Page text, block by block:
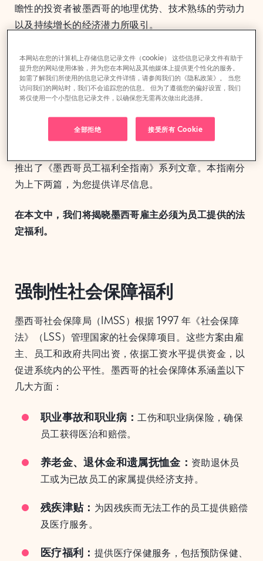
瞻性的投资者被墨西哥的地理优势、技术熟练的劳动力
以及持续增长的经济潜力所吸引。
随着人们对墨西哥劳动力市场的关注日益升温，当地专
业人士面临的工作机会也在增多，这可能导致人才供应
紧张。在这种竞争激烈的环境下，公司必须采取战略性
措施吸引和留住顶尖人才。提供合规且全面的福利计划
正是实现这一目标的有力工具。
推出了《墨西哥员工福利全指南》系列文章。本指南分
为上下两篇，为您提供详尽信息。
在本文中，我们将揭晓墨西哥雇主必须为员工提供的法
定福利。
强制性社会保障福利
墨西哥社会保障局（IMSS）根据 1997 年《社会保障
法》（LSS）管理国家的社会保障项目。这些方案由雇
主、员工和政府共同出资，依据工资水平提供资金，以
促进系统内的公平性。墨西哥的社会保障体系涵盖以下
几大方面：
职业事故和职业病： 工伤和职业病保险，确保
员工获得医治和赔偿。
养老金、退休金和遗属抚恤金： 资助退休员
工或为已故员工的家属提供经济支持。
残疾津贴： 为因残疾而无法工作的员工提供赔偿
及医疗服务。
医疗福利： 提供医疗保健服务，包括预防保健、
本网站在您的计算机上存储信息记录文件（cookie） 这些信息记录文件有助于
提升您的网站使用体验，并为您在本网站及其他媒体上提供更个性化的服务。
如需了解我们所使用的信息记录文件详情，请参阅我们的《隐私政策》。 当您
访问我们的网站时，我们不会追踪您的信息。 但为了遵循您的偏好设置，我们
将仅使用一个小型信息记录文件，以确保您无需再次做出此选择。
全部拒绝 接受所有 Cookie